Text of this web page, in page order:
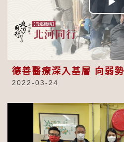
德善醫療深入基層 向弱
2022-03-24